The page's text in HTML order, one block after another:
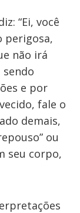
“Ei, você
perigosa,
não irá
sendo
e por
fale o
demais,
ou
seu corpo,